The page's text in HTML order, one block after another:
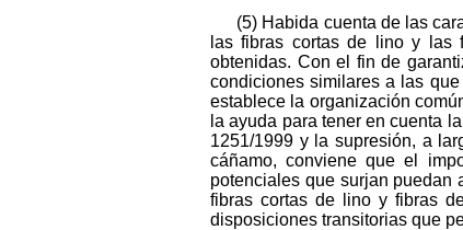
(5) Habida cuenta de las
las fibras cortas de lino y las
obtenidas. Con el fin de
condiciones similares a las
establece la organización
la ayuda para tener en cuenta
1251/1999 y la supresión, a
cáñamo, conviene que el
potenciales que surjan puedan
fibras cortas de lino y fibras
disposiciones transitorias que